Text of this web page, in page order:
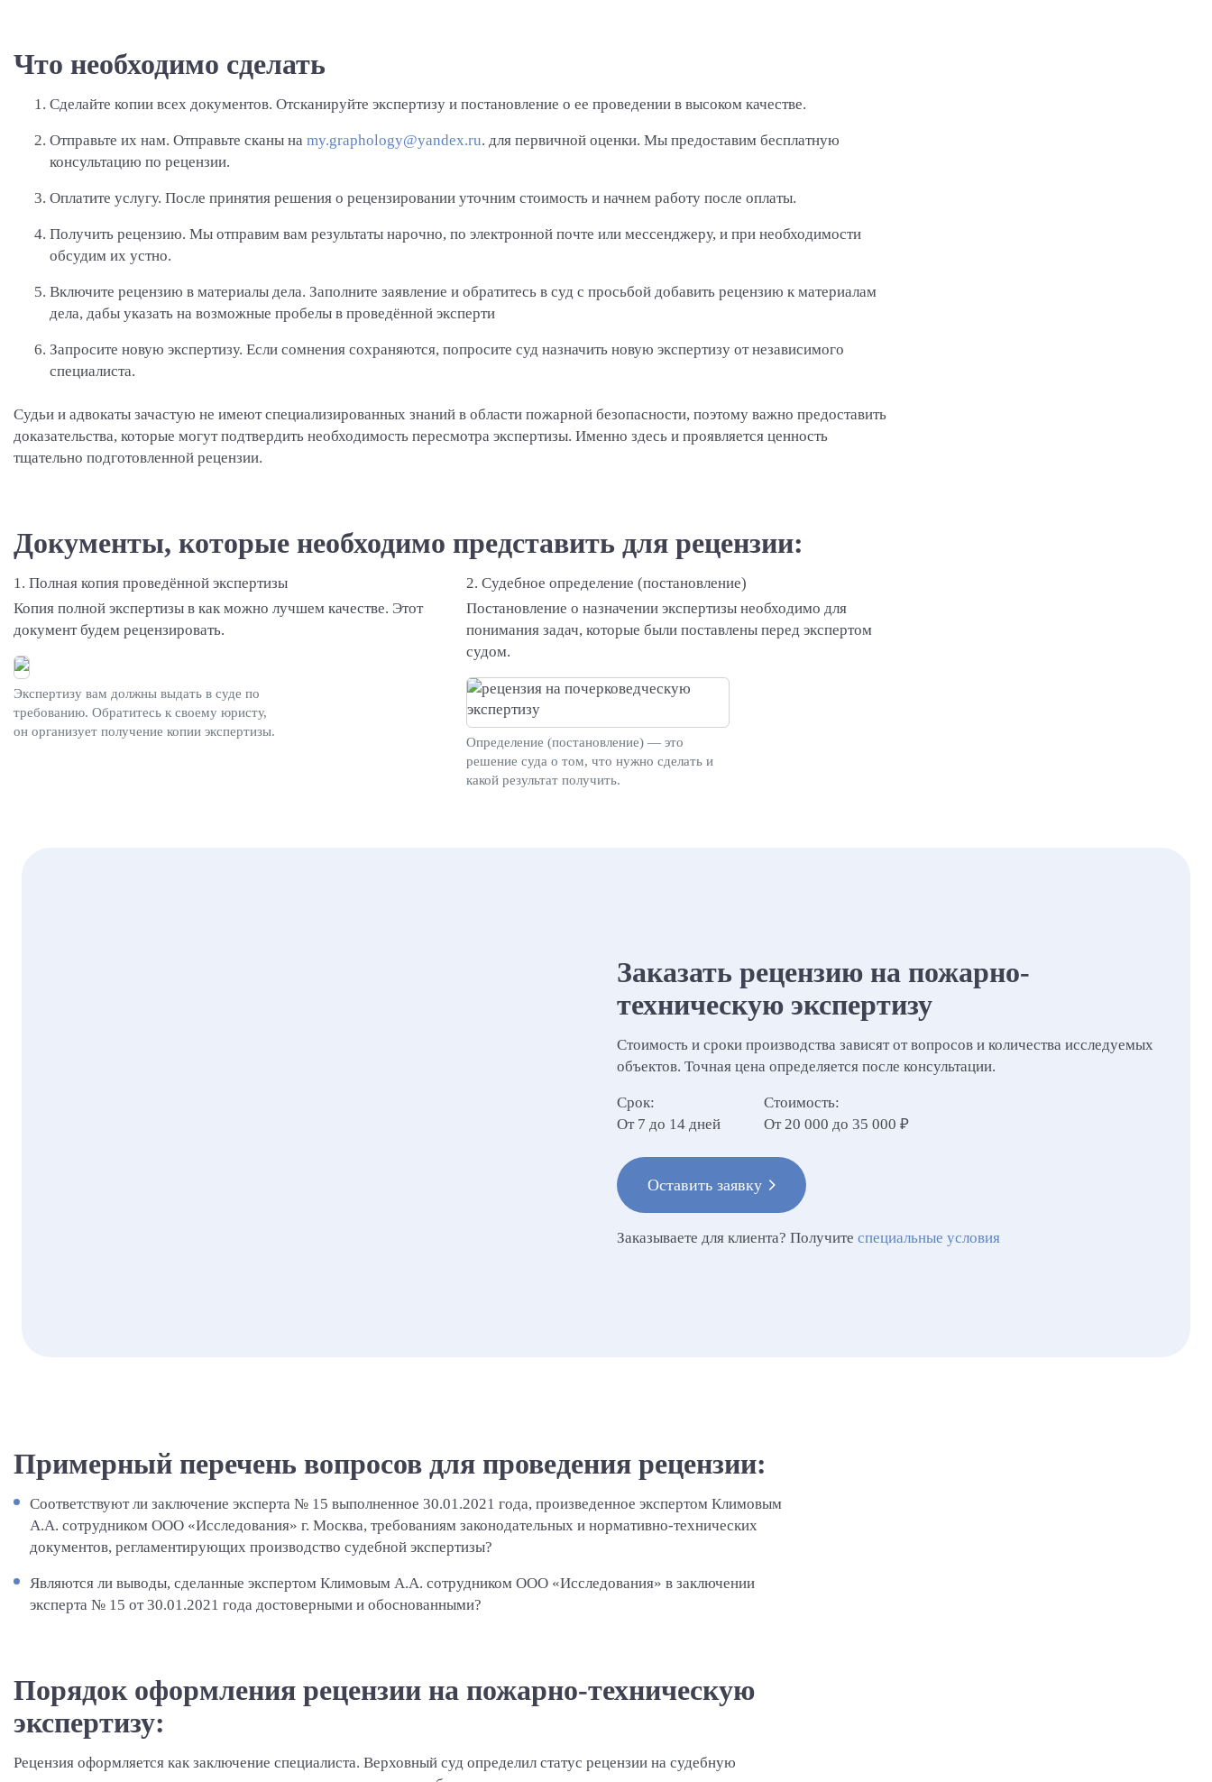
Что необходимо сделать
Сделайте копии всех документов. Отсканируйте экспертизу и постановление о ее проведении в высоком качестве.
Отправьте их нам. Отправьте сканы на my.graphology@yandex.ru. для первичной оценки. Мы предоставим бесплатную
консультацию по рецензии.
Оплатите услугу. После принятия решения о рецензировании уточним стоимость и начнем работу после оплаты.
Получить рецензию. Мы отправим вам результаты нарочно, по электронной почте или мессенджеру, и при необходимости
обсудим их устно.
Включите рецензию в материалы дела. Заполните заявление и обратитесь в суд с просьбой добавить рецензию к материалам
дела, дабы указать на возможные пробелы в проведённой эксперти
Запросите новую экспертизу. Если сомнения сохраняются, попросите суд назначить новую экспертизу от независимого
специалиста.
Судьи и адвокаты зачастую не имеют специализированных знаний в области пожарной безопасности, поэтому важно предоставить
доказательства, которые могут подтвердить необходимость пересмотра экспертизы. Именно здесь и проявляется ценность
тщательно подготовленной рецензии.
Документы, которые необходимо представить для рецензии:
1. Полная копия проведённой экспертизы
Копия полной экспертизы в как можно лучшем качестве. Этот
документ будем рецензировать.
Экспертизу вам должны выдать в суде по
требованию. Обратитесь к своему юристу,
он организует получение копии экспертизы.
2. Судебное определение (постановление)
Постановление о назначении экспертизы необходимо для
понимания задач, которые были поставлены перед экспертом
судом.
Определение (постановление) — это
решение суда о том, что нужно сделать и
какой результат получить.
Заказать рецензию на пожарно-
техническую экспертизу
Стоимость и сроки производства зависят от вопросов и количества исследуемых
объектов. Точная цена определяется после консультации.
Срок:
От 7 до 14 дней
Стоимость:
От 20 000 до 35 000 ₽
Оставить заявку
Заказываете для клиента? Получите специальные условия
Примерный перечень вопросов для проведения рецензии:
Соответствуют ли заключение эксперта № 15 выполненное 30.01.2021 года, произведенное экспертом Климовым
А.А. сотрудником ООО «Исследования» г. Москва, требованиям законодательных и нормативно-технических
документов, регламентирующих производство судебной экспертизы?
Являются ли выводы, сделанные экспертом Климовым А.А. сотрудником ООО «Исследования» в заключении
эксперта № 15 от 30.01.2021 года достоверными и обоснованными?
Порядок оформления рецензии на пожарно-техническую
экспертизу:
Рецензия оформляется как заключение специалиста. Верховный суд определил статус рецензии на судебную